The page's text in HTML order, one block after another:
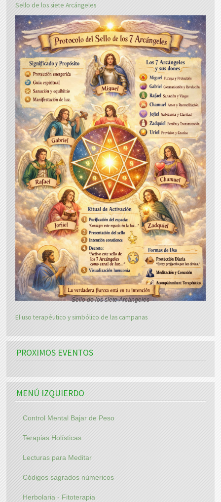
Sello de los siete Arcángeles
Sello de los siete Arcángeles
El uso terapéutico y simbólico de las campanas
PROXIMOS EVENTOS
MENÚ IZQUIERDO
Control Mental Bajar de Peso
Terapias Holísticas
Lecturas para Meditar
Códigos sagrados númericos
Herbolaria - Fitoterapia